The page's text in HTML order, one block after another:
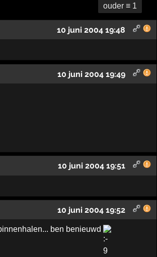
ouder ≡ 1
10 juni 2004 19:48
10 juni 2004 19:49
10 juni 2004 19:51
10 juni 2004 19:52
ben benieuwd